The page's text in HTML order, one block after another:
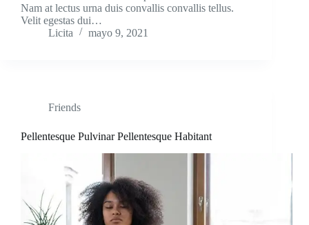
Nam at lectus urna duis convallis convallis tellus.
Velit egestas dui…
Licita
mayo 9, 2021
Friends
Pellentesque Pulvinar Pellentesque Habitant